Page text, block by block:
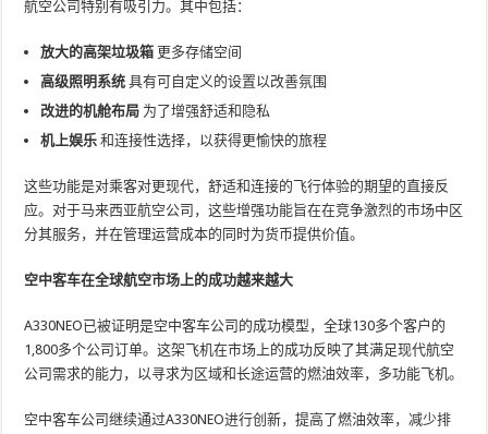
航空公司特别有吸引力。其中包括：
放大的高架垃圾箱 更多存储空间
高级照明系统 具有可自定义的设置以改善氛围
改进的机舱布局 为了增强舒适和隐私
机上娱乐 和连接性选择，以获得更愉快的旅程
这些功能是对乘客对更现代，舒适和连接的飞行体验的期望的直接反
应。对于马来西亚航空公司，这些增强功能旨在在竞争激烈的市场中区
分其服务，并在管理运营成本的同时为货币提供价值。
空中客车在全球航空市场上的成功越来越大
A330NEO已被证明是空中客车公司的成功模型，全球130多个客户的
1,800多个公司订单。这架飞机在市场上的成功反映了其满足现代航空
公司需求的能力，以寻求为区域和长途运营的燃油效率，多功能飞机。
空中客车公司继续通过A330NEO进行创新，提高了燃油效率，减少排